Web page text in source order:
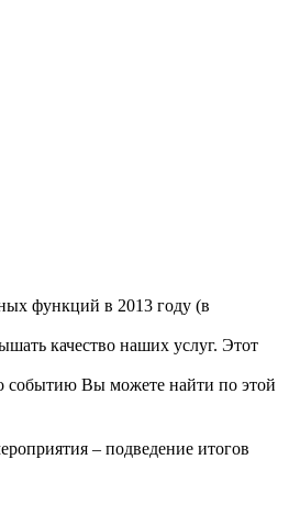
функций в 2013 году (в
качество наших услуг. Этот
событию Вы можете найти по этой
– подведение итогов